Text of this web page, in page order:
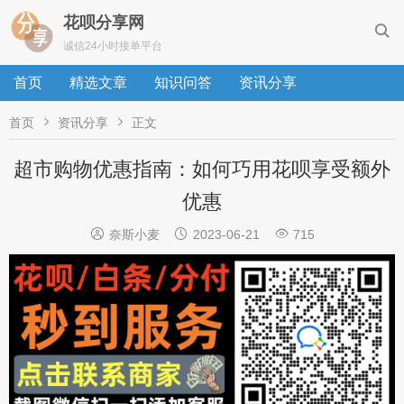

花呗分享网
诚信24小时接单平台
首页 精选文章 知识问答 资讯分享
首页  资讯分享  正文
超市购物优惠指南：如何巧用花呗享受额外
优惠
 奈斯小麦  2023-06-21  715